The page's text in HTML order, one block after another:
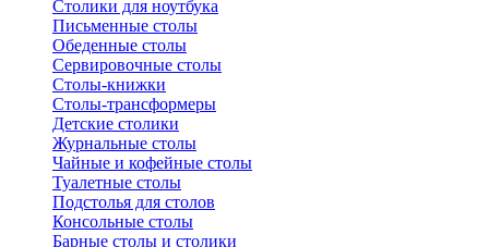
Столики для ноутбука
Письменные столы
Обеденные столы
Сервировочные столы
Столы-книжки
Столы-трансформеры
Детские столики
Журнальные столы
Чайные и кофейные столы
Туалетные столы
Подстолья для столов
Консольные столы
Барные столы и столики